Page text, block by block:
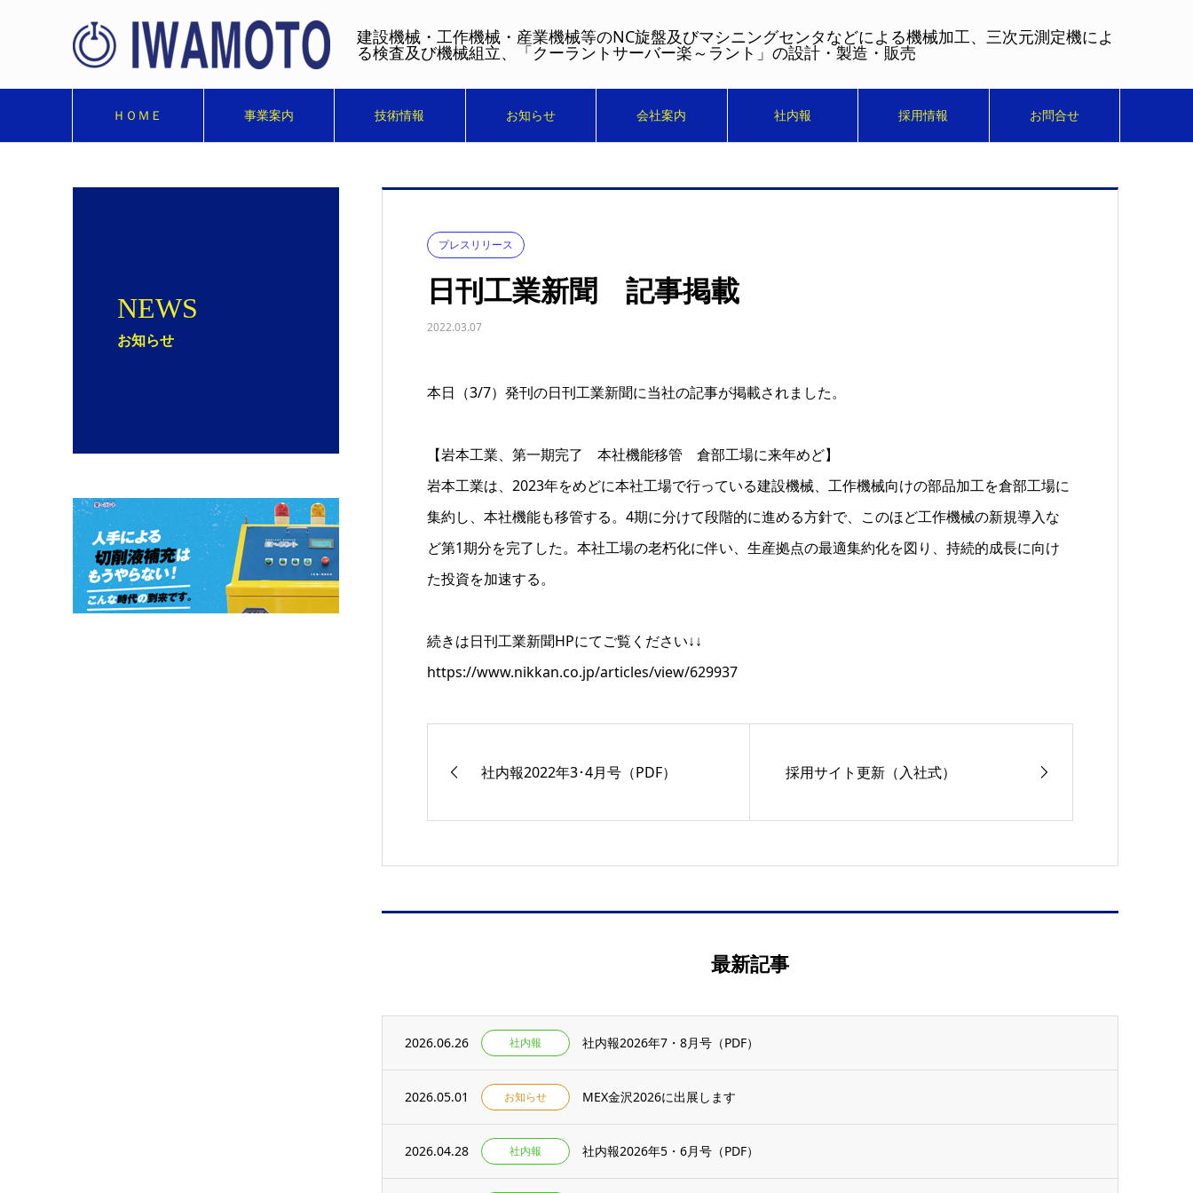
建設機械・工作機械・産業機械等のNC旋盤及びマシニングセンタなどによる機械加工、三次元測定機によ
る検査及び機械組立、「クーラントサーバー楽～ラント」の設計・製造・販売
ＨＯＭＥ 事業案内 技術情報 お知らせ 会社案内 社内報 採用情報 お問合せ
NEWS
お知らせ
プレスリリース
日刊工業新聞 記事掲載
2022.03.07
本日（3/7）発刊の日刊工業新聞に当社の記事が掲載されました。
【岩本工業、第一期完了 本社機能移管 倉部工場に来年めど】
岩本工業は、2023年をめどに本社工場で行っている建設機械、工作機械向けの部品加工を倉部工場に
集約し、本社機能も移管する。4期に分けて段階的に進める方針で、このほど工作機械の新規導入な
ど第1期分を完了した。本社工場の老朽化に伴い、生産拠点の最適集約化を図り、持続的成長に向け
た投資を加速する。
続きは日刊工業新聞HPにてご覧ください↓↓
https://www.nikkan.co.jp/articles/view/629937
社内報2022年3･4月号（PDF） 採用サイト更新（入社式）
最新記事
2026.06.26 社内報 社内報2026年7・8月号（PDF）
2026.05.01 お知らせ MEX金沢2026に出展します
2026.04.28 社内報 社内報2026年5・6月号（PDF）